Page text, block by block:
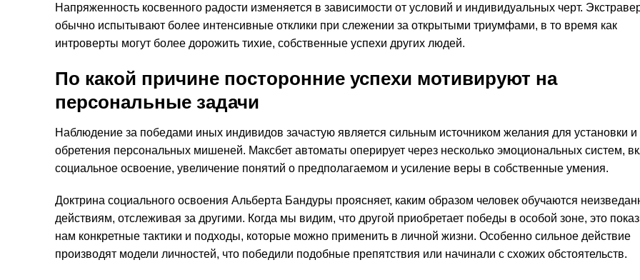
Напряженность косвенного радости изменяется в зависимости от условий и индивидуальных черт.
обычно испытывают более интенсивные отклики при слежении за открытыми триумфами, в то время как
интроверты могут более дорожить тихие, собственные успехи других людей.
По какой причине посторонние успехи мотивируют на
персональные задачи
Наблюдение за победами иных индивидов зачастую является сильным источником желания для установки и
обретения персональных мишеней. Максбет автоматы оперирует через несколько эмоциональных систем,
социальное освоение, увеличение понятий о предполагаемом и усиление веры в собственные умения.
Доктрина социального освоения Альберта Бандуры проясняет, каким образом человек обучаются
действиям, отслеживая за другими. Когда мы видим, что другой приобретает победы в особой зоне, это
нам конкретные тактики и подходы, которые можно применить в личной жизни. Особенно сильное действие
производят модели личностей, что победили подобные препятствия или начинали с схожих обстоятельств.